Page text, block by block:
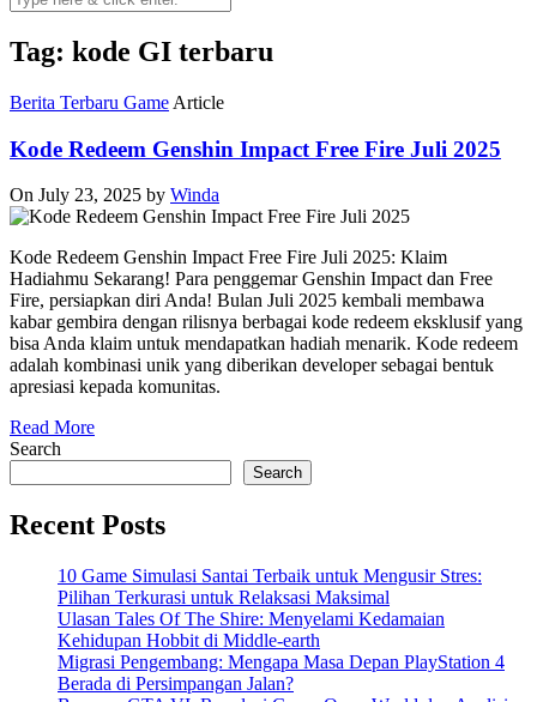
Tag: kode GI terbaru
Berita Terbaru Game Article
Kode Redeem Genshin Impact Free Fire Juli 2025
On July 23, 2025 by Winda
Kode Redeem Genshin Impact Free Fire Juli 2025: Klaim
Hadiahmu Sekarang! Para penggemar Genshin Impact dan Free
Fire, persiapkan diri Anda! Bulan Juli 2025 kembali membawa
kabar gembira dengan rilisnya berbagai kode redeem eksklusif yang
bisa Anda klaim untuk mendapatkan hadiah menarik. Kode redeem
adalah kombinasi unik yang diberikan developer sebagai bentuk
apresiasi kepada komunitas.
Read More
Search
Search
Recent Posts
10 Game Simulasi Santai Terbaik untuk Mengusir Stres:
Pilihan Terkurasi untuk Relaksasi Maksimal
Ulasan Tales Of The Shire: Menyelami Kedamaian
Kehidupan Hobbit di Middle-earth
Migrasi Pengembang: Mengapa Masa Depan PlayStation 4
Berada di Persimpangan Jalan?